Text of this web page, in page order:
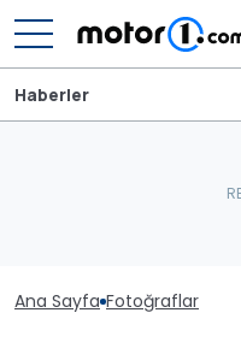
Haberler
Ana Sayfa Fotoğraflar